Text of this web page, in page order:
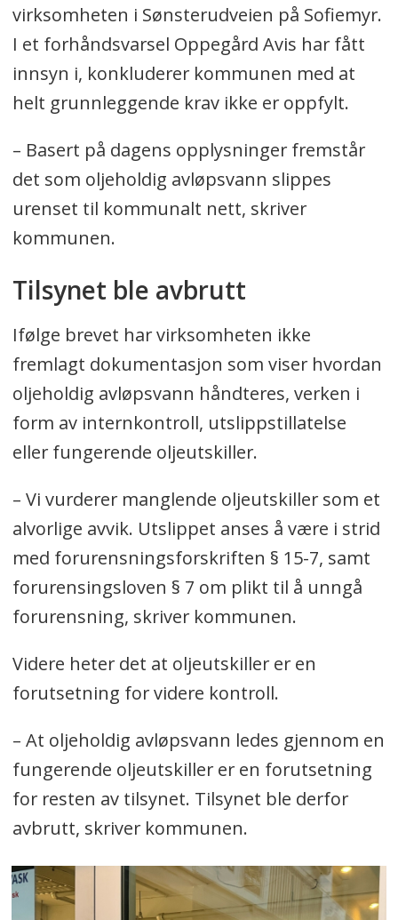
virksomheten i Sønsterudveien på Sofiemyr.
I et forhåndsvarsel Oppegård Avis har fått
innsyn i, konkluderer kommunen med at
helt grunnleggende krav ikke er oppfylt.
– Basert på dagens opplysninger fremstår
det som oljeholdig avløpsvann slippes
urenset til kommunalt nett, skriver
kommunen.
Tilsynet ble avbrutt
Ifølge brevet har virksomheten ikke
fremlagt dokumentasjon som viser hvordan
oljeholdig avløpsvann håndteres, verken i
form av internkontroll, utslippstillatelse
eller fungerende oljeutskiller.
– Vi vurderer manglende oljeutskiller som et
alvorlige avvik. Utslippet anses å være i strid
med forurensningsforskriften § 15-7, samt
forurensingsloven § 7 om plikt til å unngå
forurensning, skriver kommunen.
Videre heter det at oljeutskiller er en
forutsetning for videre kontroll.
– At oljeholdig avløpsvann ledes gjennom en
fungerende oljeutskiller er en forutsetning
for resten av tilsynet. Tilsynet ble derfor
avbrutt, skriver kommunen.